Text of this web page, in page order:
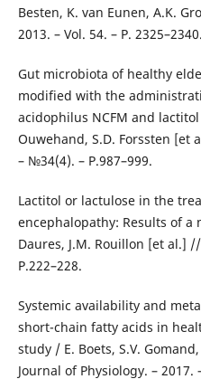
Besten, K. van Eunen, A.K.
2013. – Vol. 54. – Р. 2325–2340.
Gut microbiota of healthy
modified with the
acidophilus NCFM and
Ouwehand, S.D. Forssten [et
– №34(4). – Р.987–999.
Lactitol or lactulose in the
encephalopathy: Results of a
Daures, J.M. Rouillon [et al.]
Р.222–228.
Systemic availability and
short-chain fatty acids in
study / E. Boets, S.V.
Journal of Physiology. – 2017.